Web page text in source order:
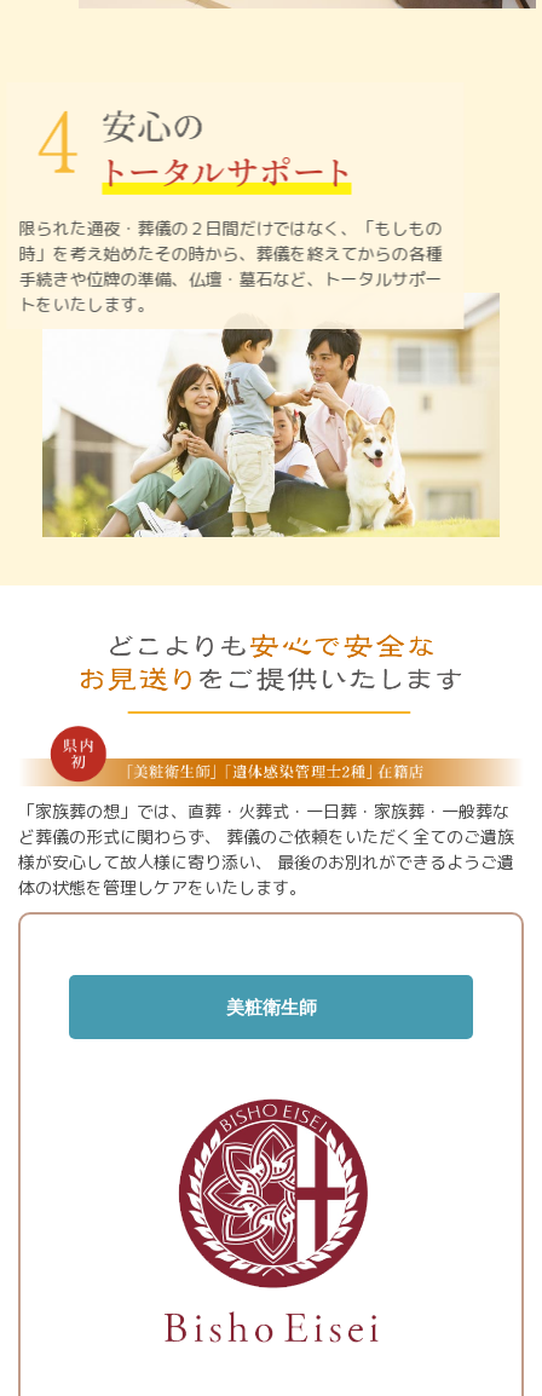
限られた通夜・葬儀の２日間だけではなく、「もしもの
時」を考え始めたその時から、葬儀を終えてからの各種
手続きや位牌の準備、仏壇・墓石など、トータルサポー
トをいたします。
「家族葬の想」では、直葬・火葬式・一日葬・家族葬・一般葬な
ど葬儀の形式に関わらず、
葬儀のご依頼をいただく全てのご遺族
様が安心して故人様に寄り添い、
最後のお別れができるようご遺
体の状態を管理しケアをいたします。
美粧衛生師